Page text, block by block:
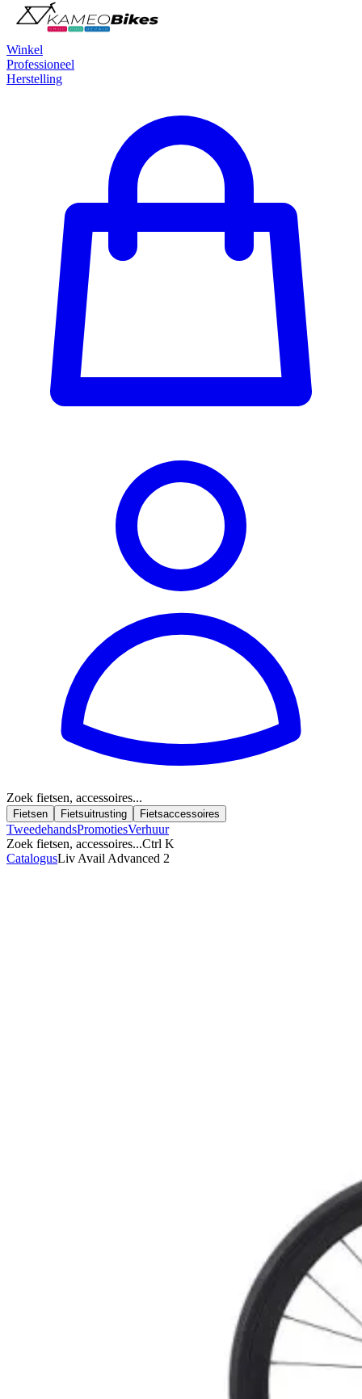
Winkel
Professioneel
Herstelling
Zoek fietsen, accessoires...
Fietsen Fietsuitrusting Fietsaccessoires
TweedehandsPromotiesVerhuur
Zoek fietsen, accessoires...Ctrl K
CatalogusLiv Avail Advanced 2